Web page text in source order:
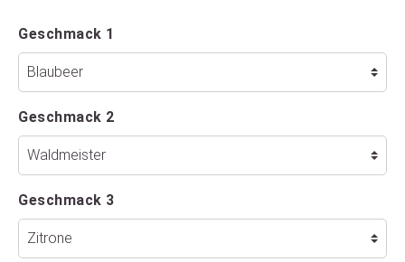
Geschmack 1
Geschmack 2
Geschmack 3